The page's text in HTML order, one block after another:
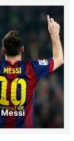
Messi